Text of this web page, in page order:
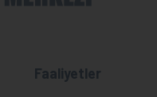
Faaliyetler